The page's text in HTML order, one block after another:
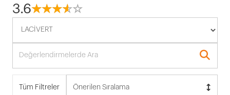
3.6☆☆☆☆☆
★★★★★
Tüm Filtreler Önerilen Sıralama